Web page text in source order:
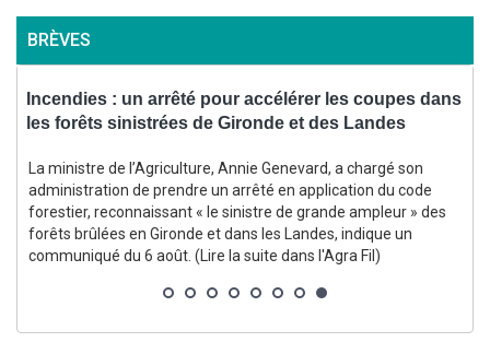
BRÈVES
Incendies : un arrêté pour accélérer les coupes dans
les forêts sinistrées de Gironde et des Landes
La ministre de l’Agriculture, Annie Genevard, a chargé son
administration de prendre un arrêté en application du code
forestier, reconnaissant « le sinistre de grande ampleur » des
forêts brûlées en Gironde et dans les Landes, indique un
communiqué du 6 août. (Lire la suite dans l'Agra Fil)